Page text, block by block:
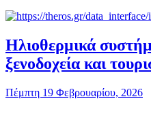
Ηλιοθερμικά
ξενοδοχεία και
Πέμπτη 19 Φεβρουαρίου, 2026